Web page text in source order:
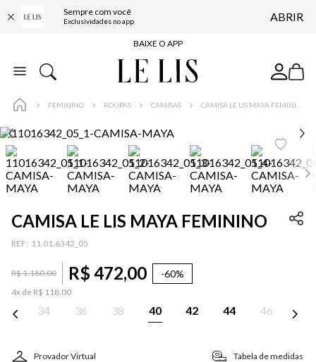
Sempre com você
Exclusividades no app ABRIR
FRETE GRÁTIS*
BAIXE O APP
10% OFF NA PRIMEIRA COMPRA*
FRETE GRÁTIS*
BAIXE O APP
10% OFF NA PRIMEIRA COMPRA*
FEMININO ROUPAS CAMISAS
CAMISA LE LIS MAYA FEMININO
: 11.01.6342_05
R$1.180,00 R$ 472,00 -60%
4x de R$ 118,00
34 36 38 40 42 44 46
Provador Virtual Tabela de medidas